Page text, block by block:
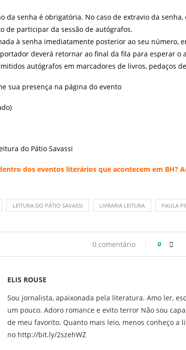
da senha é obrigatória. No caso de extravio da
de participar da sessão de autógrafos.
à senha imediatamente posterior ao seu número,
deverá retornar ao final da fila para esperar o
autógrafos em marcadores de livros, pedaços
sua presença na página do evento
do Pátio Savassi
dos eventos literários que acontecem em BH?
LEITURA DO PÁTIO SAVASSI LIVRARIA LEITURA PAULA
0 comentário 0
ELIS ROUSE
Sou jornalista, apaixonada pela literatura. Amo ler,
um pouco. Adoro romance e evito terror Não sou
de meu favorito. Quanto mais leio, menos conheço
no http://bit.ly/2szehWZ